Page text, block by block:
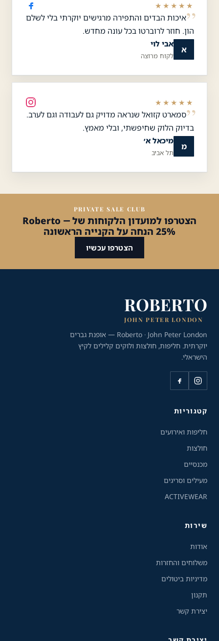
★★★★★
איכות הבדים והתפירה מרגישים יוקרתי בלי לשלם
הון. חוזר לרוברטו בכל עונה מחדש.
א
אבי לוי
לקוח מרוצה
★★★★★
סמארט קזואל שנראה מדויק גם לעבודה וגם לערב.
בדיוק הלוק שחיפשתי, ובלי מאמץ.
מ
מיכאל א׳
תל אביב
PRIVATE SALE CLUB
הצטרפו למועדון הלקוחות של Roberto —
25% הנחה על הקנייה הראשונה
הצטרפו עכשיו
ROBERTO
JOHN PETER LONDON
Roberto · John Peter London — אופנת גברים
יוקרתית. חליפות, חולצות ולוקים קלילים לקיץ
הישראלי.
קטגוריות
חליפות ואירועים
חולצות
מכנסיים
מעילים וסריגים
ACTIVEWEAR
שירות
אודות
משלוחים והחזרות
מדיניות ביטולים
תקנון
יצירת קשר
כלי נגישות
גודל טקסט
A-